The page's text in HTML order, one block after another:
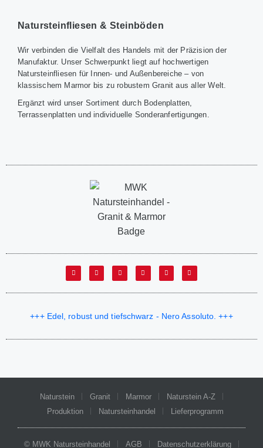
Natursteinfliesen & Steinböden
Wir verbinden die Vielfalt des Handels mit der Präzision der
Manufaktur. Unser Schwerpunkt liegt auf hochwertigen
Natursteinfliesen für Innen- und Außenbereiche – von
klassischem Marmor bis zu robustem Granit aus aller Welt.
Ergänzt wird unser Sortiment durch Bodenplatten,
Terrassenplatten und individuelle Sonderanfertigungen.
+++ Edel, robust und tiefschwarz - Nero Assoluto. +++
Naturstein Granit Marmor
Naturstein A-Z
Produktion
Natursteinhandel Lieferprogramm
© MWK Natursteinhandel AGB Datenschutzerklärung